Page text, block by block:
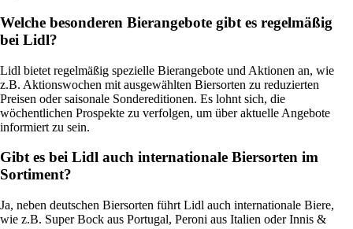
Welche besonderen Bierangebote gibt es regelmäßig
bei Lidl?
Lidl bietet regelmäßig spezielle Bierangebote und Aktionen an, wie
z.B. Aktionswochen mit ausgewählten Biersorten zu reduzierten
Preisen oder saisonale Sondereditionen. Es lohnt sich, die
wöchentlichen Prospekte zu verfolgen, um über aktuelle Angebote
informiert zu sein.
Gibt es bei Lidl auch internationale Biersorten im
Sortiment?
Ja, neben deutschen Biersorten führt Lidl auch internationale Biere,
wie z.B. Super Bock aus Portugal, Peroni aus Italien oder Innis &